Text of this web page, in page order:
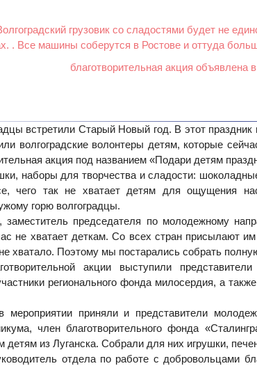
грузовик со сладостями будет не
. Все машины соберутся в Ростове и оттуда
благотворительная акция объявлена
встретили Старый Новый год. В этот
волгоградские волонтеры детям, которые
акция под названием «Подари детям
наборы для творчества и сладости:
чего так не хватает детям для ощущения
горю волгоградцы.
председателя по молодежному
не хватает деткам. Со всех стран присылают
хватало. Поэтому мы постарались собрать
акции выступили
регионального фонда милосердия, а
мероприятии приняли и представители
член благотворительного фонда
детям из Луганска. Собрали для них игрушки,
отдела по работе с добровольцами